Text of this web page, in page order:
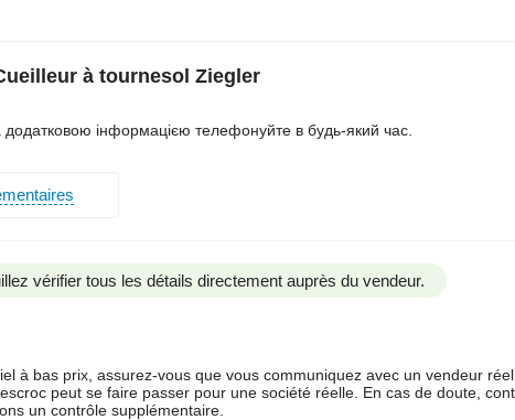
à tournesol Ziegler
додатковою інформацією телефонуйте в будь-який час.
vérifier tous les détails directement auprès du vendeur.
à bas prix, assurez-vous que vous communiquez avec un vendeur
peut se faire passer pour une société réelle. En cas de doute,
un contrôle supplémentaire.